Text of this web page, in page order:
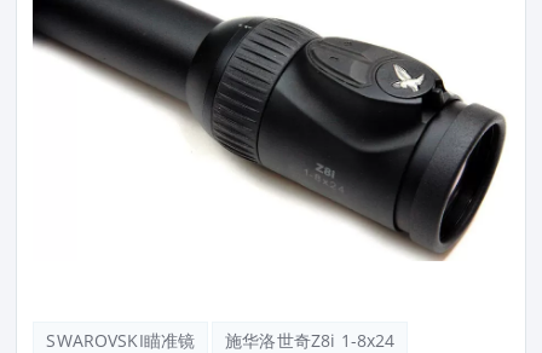
SWAROVSKI瞄准镜 施华洛世奇Z8i 1-8x24